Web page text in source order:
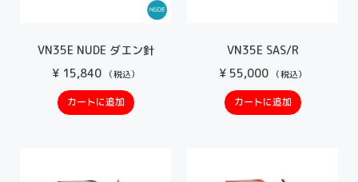
VN35E NUDE ダエン針
¥15,840 （税込）
カートに追加
VN35E SAS/R
¥55,000 （税込）
カートに追加